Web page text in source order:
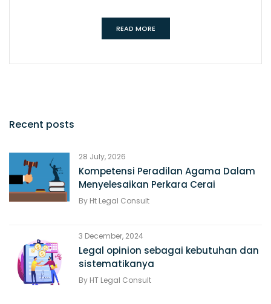
READ MORE
Recent posts
28 July, 2026
Kompetensi Peradilan Agama Dalam
Menyelesaikan Perkara Cerai
By Ht Legal Consult
3 December, 2024
Legal opinion sebagai kebutuhan dan
sistematikanya
By HT Legal Consult